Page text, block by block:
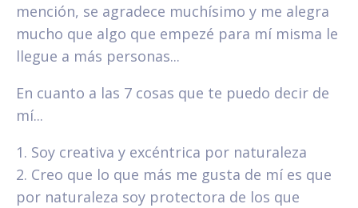
mención, se agradece muchísimo y me alegra
mucho que algo que empezé para mí misma le
llegue a más personas...
En cuanto a las 7 cosas que te puedo decir de
mí...
1. Soy creativa y excéntrica por naturaleza
2. Creo que lo que más me gusta de mí es que
por naturaleza soy protectora de los que